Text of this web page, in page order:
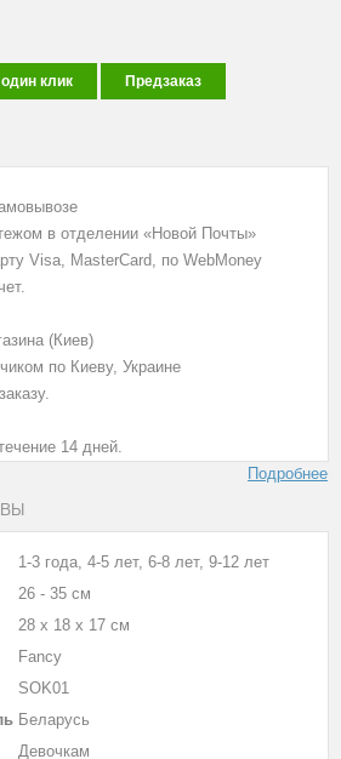
клик
Предзаказ
в отделении «Новой Почты»
Visa, MasterCard, по WebMoney
(Киев)
по Киеву, Украине
14 дней.
Подробнее
1-3 года, 4-5 лет, 6-8 лет, 9-12 лет
26 - 35 см
28 х 18 х 17 см
Fancy
SOK01
Беларусь
Девочкам